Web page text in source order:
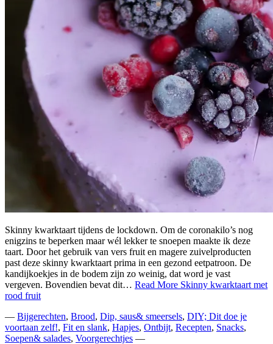
Skinny kwarktaart tijdens de lockdown. Om de coronakilo’s nog
enigzins te beperken maar wél lekker te snoepen maakte ik deze
taart. Door het gebruik van vers fruit en magere zuivelproducten
past deze skinny kwarktaart prima in een gezond eetpatroon. De
kandijkoekjes in de bodem zijn zo weinig, dat word je vast
vergeven. Bovendien bevat dit… Read More Skinny kwarktaart met
rood fruit
— Bijgerechten, Brood, Dip, saus& smeersels, DIY; Dit doe je
voortaan zelf!, Fit en slank, Hapjes, Ontbijt, Recepten, Snacks,
Soepen& salades, Voorgerechtjes —